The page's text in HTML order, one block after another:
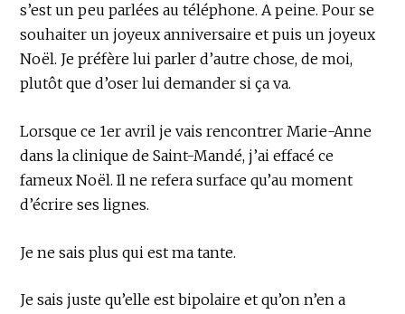
s’est un peu parlées au téléphone. A peine. Pour se
souhaiter un joyeux anniversaire et puis un joyeux
Noël. Je préfère lui parler d’autre chose, de moi,
plutôt que d’oser lui demander si ça va.
Lorsque ce 1er avril je vais rencontrer Marie-Anne
dans la clinique de Saint-Mandé, j’ai effacé ce
fameux Noël. Il ne refera surface qu’au moment
d’écrire ses lignes.
Je ne sais plus qui est ma tante.
Je sais juste qu’elle est bipolaire et qu’on n’en a